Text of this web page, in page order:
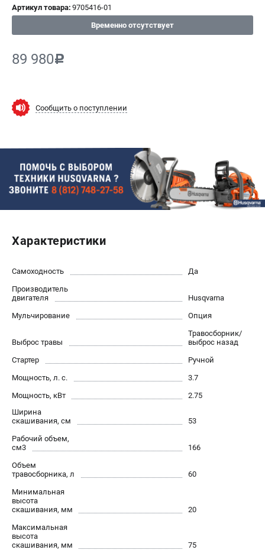
СЕРВИС
Сервисный центр
Гарантия Husqvarna
Политика обработки персональных данных
ИНФОРМАЦИЯ
О компании
О бренде
Юридическим лицам
Пользовательское соглашение
Способы оплаты
САДОВАЯ ТЕХНИКА
Триммеры и кусторезы
Газонокосилки-роботы
Тракторы
Райдеры
Снегоуборщики
Ручные резчики
Алмазные диски
Бурильные установки
Виброплиты
Промышленные пылесосы
Артикул товара: 9705416-01
Временно отсутствует
89 980c
Сообщить о поступлении
Характеристики
Самоходность
Да
Производитель
двигателя
Husqvarna
Мульчирование
Опция
Выброс травы
Травосборник/
выброс назад
Стартер
Ручной
Мощность, л. с.
3.7
Мощность, кВт
2.75
Ширина
скашивания, см
53
Рабочий объем,
см3
166
Объем
травосборника, л
60
Минимальная
высота
скашивания, мм
20
Максимальная
высота
скашивания, мм
75